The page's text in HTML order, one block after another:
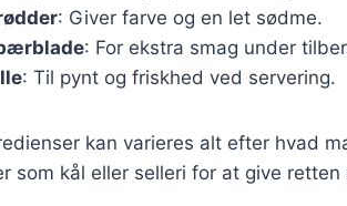
: Giver farve og en let sødme.
: For ekstra smag under
: Til pynt og friskhed ved servering.
kan varieres alt efter hvad
som kål eller selleri for at give